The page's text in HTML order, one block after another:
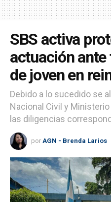
SBS activa
actuación
de joven en
Debido a lo sucedido se
Nacional Civil y
las diligencias
por AGN - Brenda Larios